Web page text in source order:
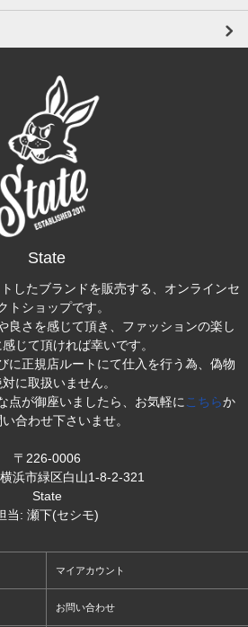
State
したブランドを販売する、オンラインセ
トショップです。
良さを感じて頂き、ファッションの楽し
じて頂ければ幸いです。
に正規店ルートにて仕入を行う為、偽物
に取扱いません。
点が御座いましたら、お気軽にこちらか
合わせ下さいませ。
〒226-0006
浜市緑区白山1-8-2-321
State
当: 瀬下(セシモ)
マイアカウント
お問い合わせ